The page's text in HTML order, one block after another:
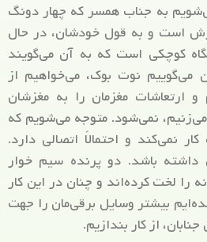
به جناب همسر که چهار دونگ
است و به قول خودشان، در حال
کوچکی است که به آن می‌گویند
می‌گوییم نوت بوک، می‌خواهیم از
ارتعاشات مغزمان را به مغزشان
نمی‌شود. متوجه می‌شویم که
نمی‌کند و احتمالاً اتصالی دارد.
داشته باشد. دو پرنده سیم خوار
را لخت کرده‌اند و چنان در این کار
بیشتر وسایل برقی‌مان را جهت
از کار بندازیم.